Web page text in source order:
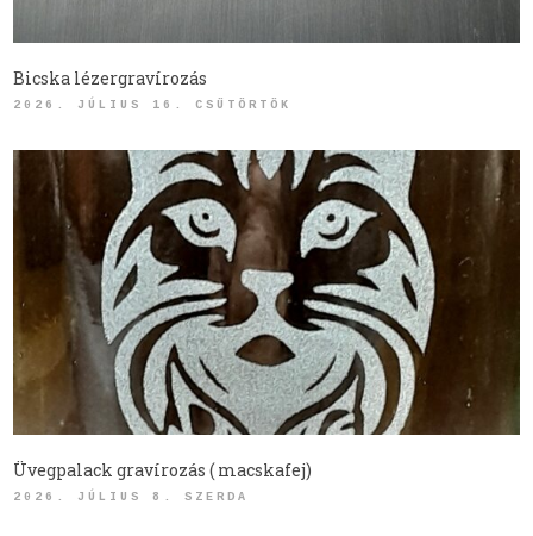
Bicska lézergravírozás
2026. JÚLIUS 16. CSÜTÖRTÖK
Üvegpalack gravírozás ( macskafej)
2026. JÚLIUS 8. SZERDA